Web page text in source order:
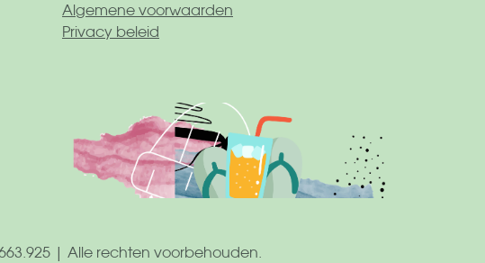
Algemene voorwaarden
Privacy beleid
| Alle rechten voorbehouden.